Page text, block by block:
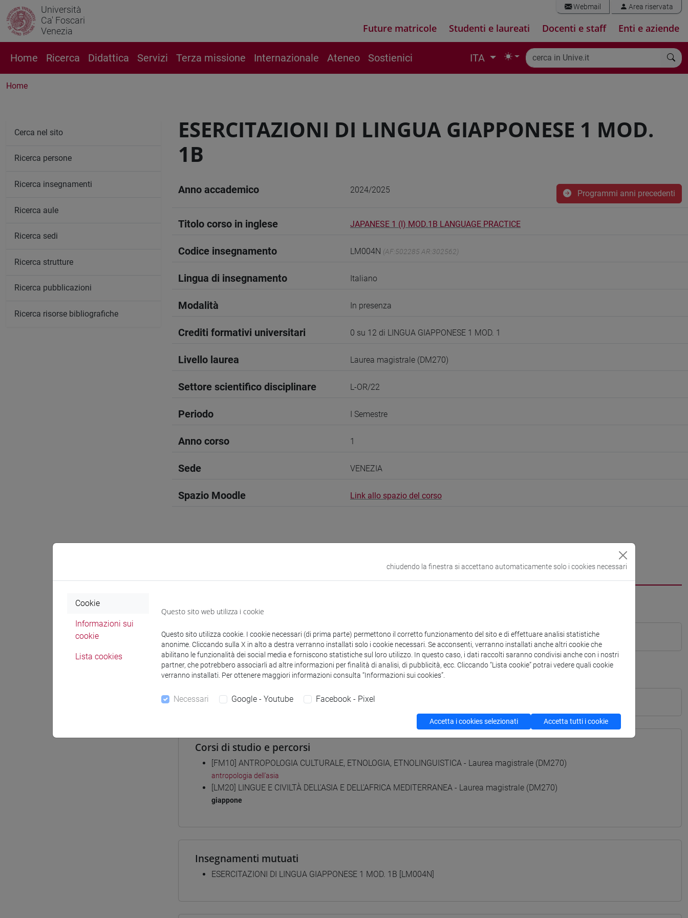
Università
Ca' Foscari
Venezia
Webmail Area riservata
Future matricole Studenti e laureati Docenti e staff Enti e aziende
Home Ricerca Didattica Servizi Terza missione Internazionale Ateneo Sostienici ITA
Home
ESERCITAZIONI DI LINGUA GIAPPONESE 1 MOD.
1B
Anno accademico 2024/2025 Programmi anni precedenti
Titolo corso in inglese JAPANESE 1 (I) MOD.1B LANGUAGE PRACTICE
Codice insegnamento LM004N (AF:502285 AR:302562)
Lingua di insegnamento Italiano
Modalità In presenza
Crediti formativi universitari 0 su 12 di LINGUA GIAPPONESE 1 MOD. 1
Livello laurea Laurea magistrale (DM270)
Settore scientifico disciplinare L-OR/22
Periodo I Semestre
Anno corso 1
Sede VENEZIA
Spazio Moodle Link allo spazio del corso
Esperti linguistici
UTSUMI Ayuko- 30h Esercitazioni
Materiali didattici
Materiali su Moodle
Corsi di studio e percorsi
[FM10] ANTROPOLOGIA CULTURALE, ETNOLOGIA, ETNOLINGUISTICA - Laurea magistrale (DM270)
antropologia dell'asia
[LM20] LINGUE E CIVILTÀ DELL'ASIA E DELL'AFRICA MEDITERRANEA - Laurea magistrale (DM270)
giappone
Insegnamenti mutuati
ESERCITAZIONI DI LINGUA GIAPPONESE 1 MOD. 1B [LM004N]
Cerca nel sito
Ricerca persone
Ricerca insegnamenti
Ricerca aule
Ricerca sedi
Ricerca strutture
Ricerca pubblicazioni
Ricerca risorse bibliografiche
chiudendo la finestra si accettano automaticamente solo i cookies necessari
Cookie
Informazioni sui
cookie
Lista cookies
Questo sito web utilizza i cookie
Questo sito utilizza cookie. I cookie necessari (di prima parte) permettono il corretto funzionamento del sito e di effettuare analisi statistiche
anonime. Cliccando sulla X in alto a destra verranno installati solo i cookie necessari. Se acconsenti, verranno installati anche altri cookie che
abilitano le funzionalità dei social media e forniscono statistiche sul loro utilizzo. In questo caso, i dati raccolti saranno condivisi anche con i nostri
partner, che potrebbero associarli ad altre informazioni per finalità di analisi, di pubblicità, ecc. Cliccando “Lista cookie” potrai vedere quali cookie
verranno installati. Per ottenere maggiori informazioni consulta “Informazioni sui cookies”.
Necessari Google - Youtube Facebook - Pixel
Accetta i cookies selezionati Accetta tutti i cookie